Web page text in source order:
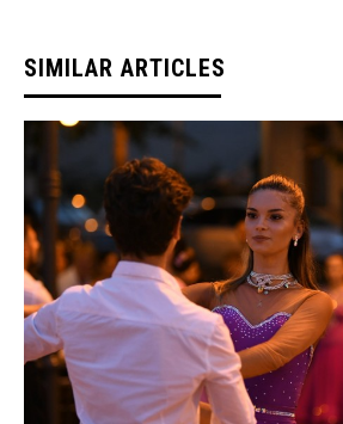
SIMILAR ARTICLES